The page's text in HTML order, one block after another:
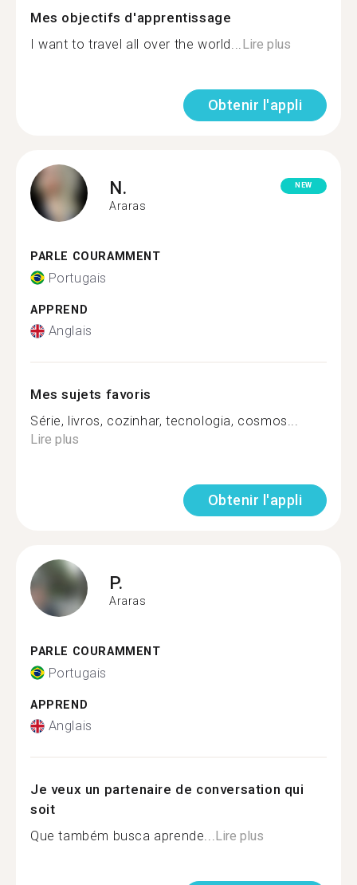
Mes objectifs d'apprentissage
I want to travel all over the world...Lire plus
Obtenir l'appli
N.
Araras
NEW
PARLE COURAMMENT
Portugais
APPREND
Anglais
Mes sujets favoris
Série, livros, cozinhar, tecnologia, cosmos...
Lire plus
Obtenir l'appli
P.
Araras
PARLE COURAMMENT
Portugais
APPREND
Anglais
Je veux un partenaire de conversation qui
soit
Que também busca aprende...Lire plus